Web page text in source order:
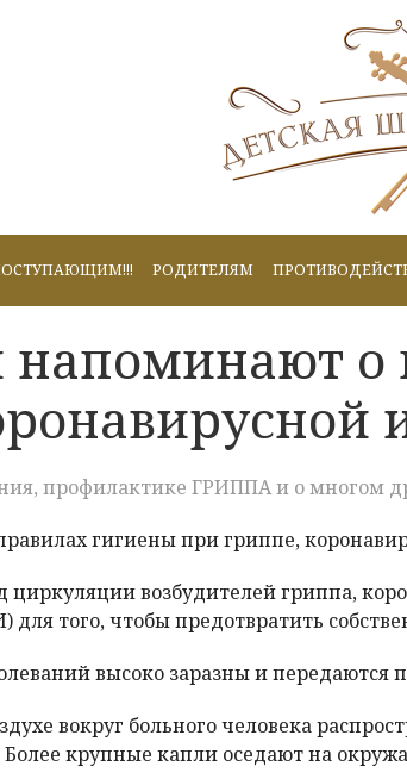
РОДИТЕЛЯМ
о
профилактике ГРИППА и о многом
гигиены при гриппе,
циркуляции возбудителей гриппа,
того, чтобы предотвратить
высоко заразны и
вокруг больного человека
крупные капли оседают на